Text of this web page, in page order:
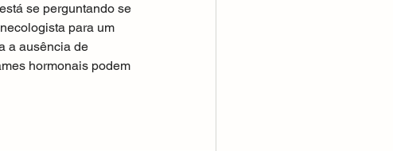
se perguntando se
para um
a ausência de
hormonais podem